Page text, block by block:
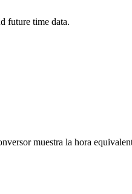
future time data.
muestra la hora